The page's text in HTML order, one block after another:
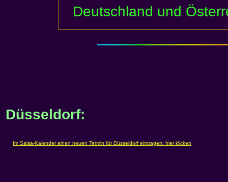
Deutschland und
Düsseldorf: